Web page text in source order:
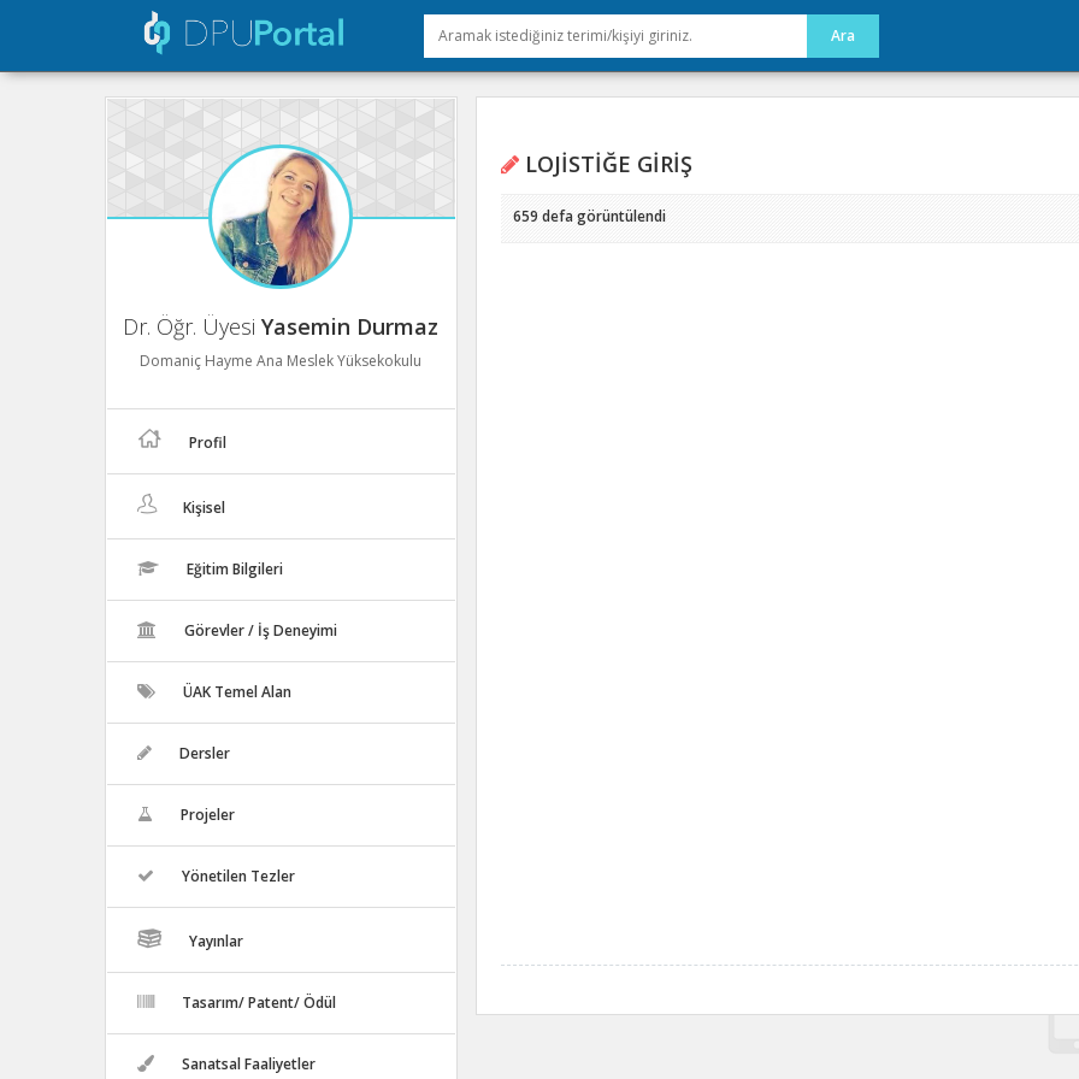
Dr. Öğr. ÜyesiYasemin Durmaz
Domaniç Hayme Ana Meslek Yüksekokulu
Profil
Kişisel
Eğitim Bilgileri
Görevler / İş Deneyimi
ÜAK Temel Alan
Dersler
Projeler
Yönetilen Tezler
Yayınlar
Tasarım/ Patent/ Ödül
Sanatsal Faaliyetler
LOJİSTİĞE GİRİŞ
659 defa görüntülendi